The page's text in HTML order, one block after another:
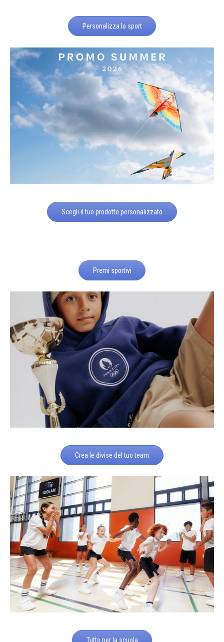
Personalizza lo sport
Scegli il tuo prodotto personalizzato
Premi sportivi
Crea le divise del tuo team
Tutto per la scuola